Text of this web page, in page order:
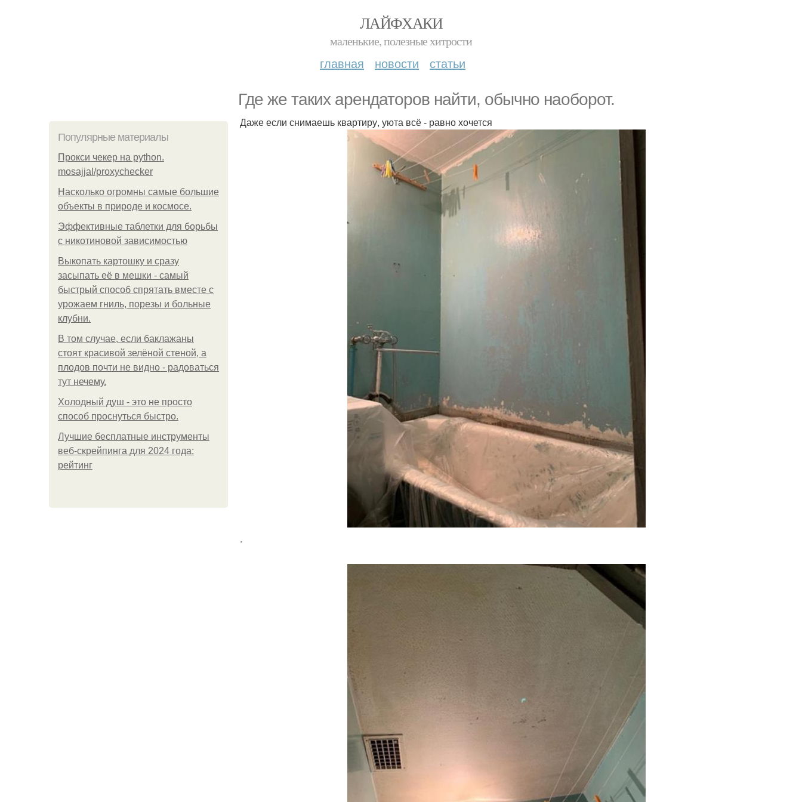
ЛАЙФХАКИ
маленькие, полезные хитрости
главная новости статьи
Где же таких арендаторов найти, обычно наоборот.
Популярные материалы
Прокси чекер на python.
mosajjal/proxychecker
Насколько огромны самые большие
объекты в природе и космосе.
Эффективные таблетки для борьбы
с никотиновой зависимостью
Выкопать картошку и сразу
засыпать её в мешки - самый
быстрый способ спрятать вместе с
урожаем гниль, порезы и больные
клубни.
В том случае, если баклажаны
стоят красивой зелёной стеной, а
плодов почти не видно - радоваться
тут нечему.
Холодный душ - это не просто
способ проснуться быстро.
Лучшие бесплатные инструменты
веб-скрейпинга для 2024 года:
рейтинг
Даже если снимаешь квартиру, уюта всё - равно хочется
.